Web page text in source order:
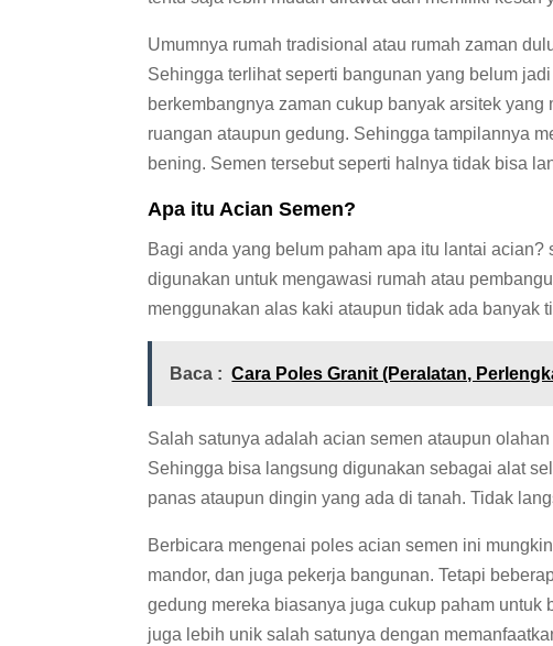
Umumnya rumah tradisional atau rumah zaman
Sehingga terlihat seperti bangunan yang belum
berkembangnya zaman cukup banyak arsitek
ruangan ataupun gedung. Sehingga tampilannya
bening. Semen tersebut seperti halnya tidak bisa
Apa itu Acian Semen?
Bagi anda yang belum paham apa itu lantai
digunakan untuk mengawasi rumah atau
menggunakan alas kaki ataupun tidak ada banyak
Baca : Cara Poles Granit (Peralatan,
Salah satunya adalah acian semen ataupun
Sehingga bisa langsung digunakan sebagai alat
panas ataupun dingin yang ada di tanah. Tidak
Berbicara mengenai poles acian semen ini
mandor, dan juga pekerja bangunan. Tetapi
gedung mereka biasanya juga cukup paham
juga lebih unik salah satunya dengan